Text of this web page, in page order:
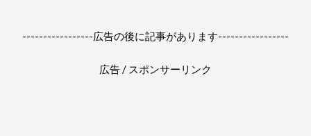
-----------------広告の後に記事があります-----------------
広告 / スポンサーリンク